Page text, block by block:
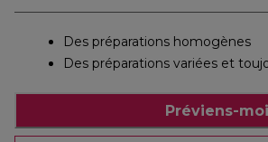
Des préparations homogènes
Des préparations variées et
Préviens-moi